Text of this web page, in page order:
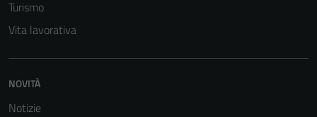
Turismo
Vita lavorativa
NOVITÀ
Notizie